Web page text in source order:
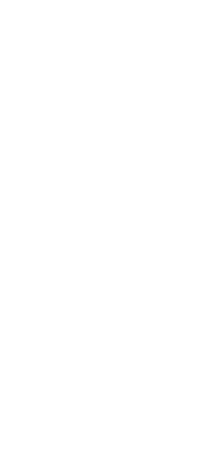
lots of
CCNA abstraction
in your cocky
Your It
or